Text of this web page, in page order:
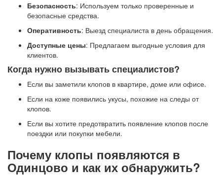
Безопасность: Используем только проверенные и
безопасные средства.
Оперативность: Выезд специалиста в день обращения.
Доступные цены: Предлагаем выгодные условия для
клиентов.
Когда нужно вызывать специалистов?
Если вы заметили клопов в квартире, доме или офисе.
Если на коже появились укусы, похожие на следы от
клопов.
Если вы хотите предотвратить появление клопов после
поездки или покупки мебели.
Почему клопы появляются в
Одинцово и как их обнаружить?